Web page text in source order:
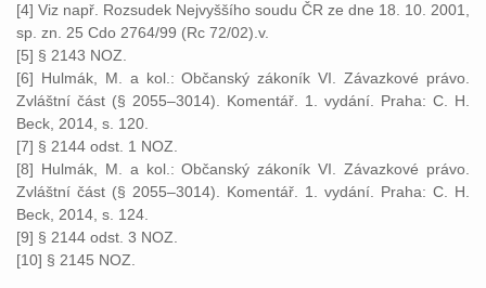
[4] Viz např. Rozsudek Nejvyššího soudu ČR ze dne 18. 10. 2001,
sp. zn. 25 Cdo 2764/99 (Rc 72/02).v.
[5] § 2143 NOZ.
[6] Hulmák, M. a kol.: Občanský zákoník VI. Závazkové právo.
Zvláštní část (§ 2055–3014). Komentář. 1. vydání. Praha: C. H.
Beck, 2014, s. 120.
[7] § 2144 odst. 1 NOZ.
[8] Hulmák, M. a kol.: Občanský zákoník VI. Závazkové právo.
Zvláštní část (§ 2055–3014). Komentář. 1. vydání. Praha: C. H.
Beck, 2014, s. 124.
[9] § 2144 odst. 3 NOZ.
[10] § 2145 NOZ.